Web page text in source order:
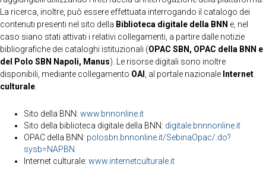
La ricerca, inoltre, può essere effettuata interrogando il catalogo dei
contenuti presenti nel sito della Biblioteca digitale della BNN e, nel
caso siano stati attivati i relativi collegamenti, a partire dalle notizie
bibliografiche dei cataloghi istituzionali (OPAC SBN, OPAC della BNN e
del Polo SBN Napoli, Manus). Le risorse digitali sono inoltre
disponibili, mediante collegamento OAI , al portale nazionale Internet
culturale
Sito della BNN: www.bnnonline.it
Sito della biblioteca digitale della BNN: digitale.bnnnonline.it
OPAC della BNN: polosbn.bnnonline.it/SebinaOpac/.do?
sysb=NAPBN
Internet culturale: www.internetculturale.it